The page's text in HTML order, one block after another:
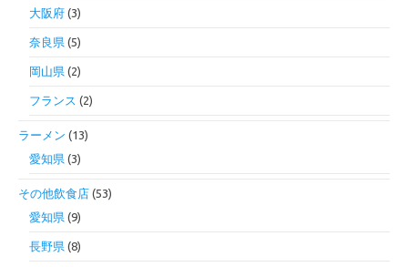
大阪府 (3)
奈良県 (5)
岡山県 (2)
フランス (2)
ラーメン (13)
愛知県 (3)
その他飲食店 (53)
愛知県 (9)
長野県 (8)